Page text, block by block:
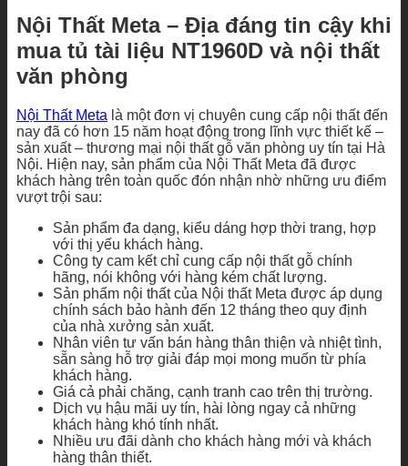
Nội Thất Meta – Địa đáng tin cậy khi
mua tủ tài liệu NT1960D và nội thất
văn phòng
Nội Thất Meta là một đơn vị chuyên cung cấp nội thất đến
nay đã có hơn 15 năm hoạt động trong lĩnh vực thiết kế –
sản xuất – thương mại nội thất gỗ văn phòng uy tín tại Hà
Nội. Hiện nay, sản phẩm của Nội Thất Meta đã được
khách hàng trên toàn quốc đón nhận nhờ những ưu điểm
vượt trội sau:
Sản phẩm đa dạng, kiểu dáng hợp thời trang, hợp
với thị yếu khách hàng.
Công ty cam kết chỉ cung cấp nội thất gỗ chính
hãng, nói không với hàng kém chất lượng.
Sản phẩm nội thất của Nội thất Meta được áp dụng
chính sách bảo hành đến 12 tháng theo quy định
của nhà xưởng sản xuất.
Nhân viên tư vấn bán hàng thân thiện và nhiệt tình,
sẵn sàng hỗ trợ giải đáp mọi mong muốn từ phía
khách hàng.
Giá cả phải chăng, cạnh tranh cao trên thị trường.
Dịch vụ hậu mãi uy tín, hài lòng ngay cả những
khách hàng khó tính nhất.
Nhiều ưu đãi dành cho khách hàng mới và khách
hàng thân thiết.